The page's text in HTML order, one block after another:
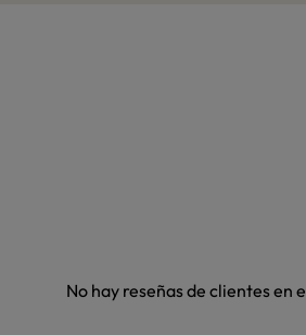
No hay reseñas de clientes en